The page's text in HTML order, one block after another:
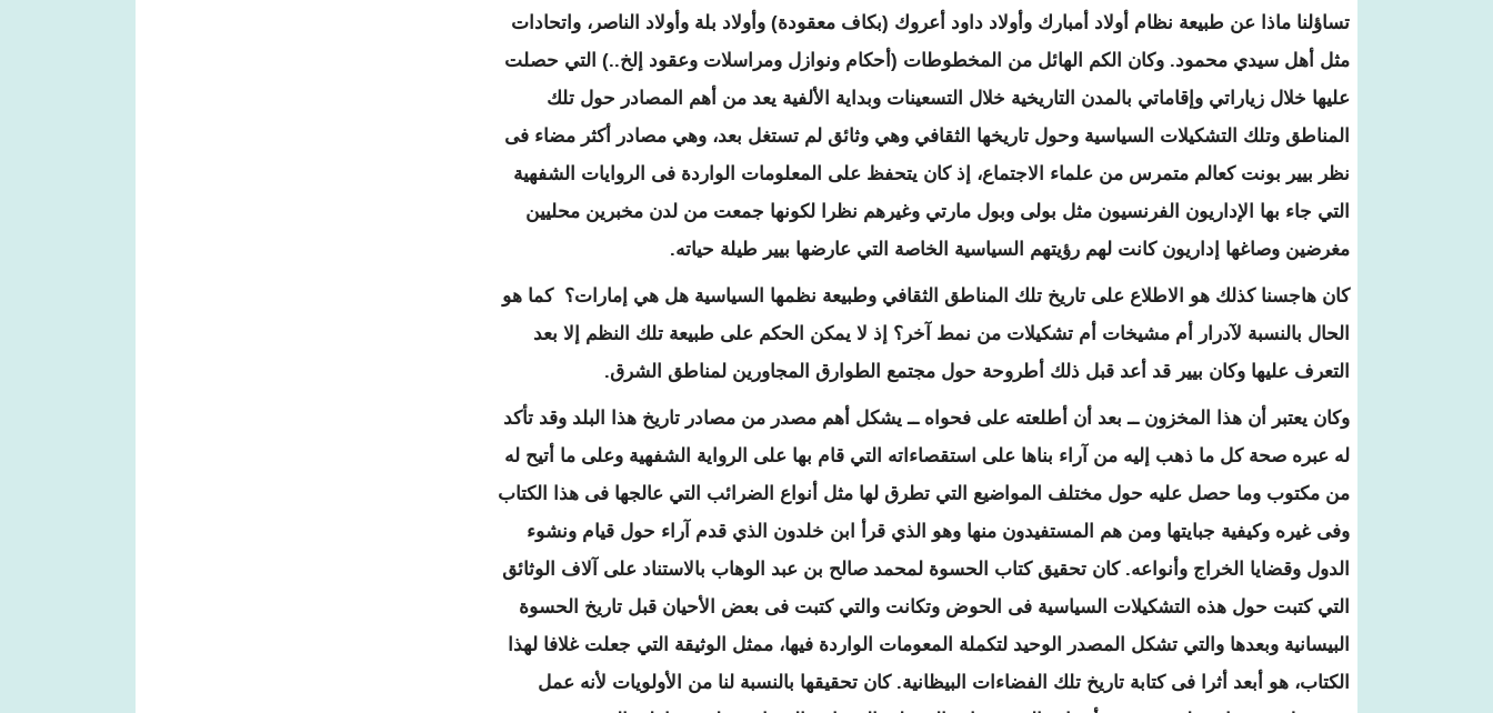
تساؤلنا ماذا عن طبيعة نظام أولاد أمبارك وأولاد داود أعروك (بكاف معقودة) وأولاد بلة وأولاد الناصر، واتحادات
مثل أهل سيدي محمود. وكان الكم الهائل من المخطوطات (أحكام ونوازل ومراسلات وعقود إلخ..) التي حصلت
عليها خلال زياراتي وإقاماتي بالمدن التاريخية خلال التسعينات وبداية الألفية يعد من أهم المصادر حول تلك
المناطق وتلك التشكيلات السياسية وحول تاريخها الثقافي وهي وثائق لم تستغل بعد، وهي مصادر أكثر مضاء فى
نظر بيير بونت كعالم متمرس من علماء الاجتماع، إذ كان يتحفظ على المعلومات الواردة فى الروايات الشفهية
التي جاء بها الإداريون الفرنسيون مثل بولى وبول مارتي وغيرهم نظرا لكونها جمعت من لدن مخبرين محليين
مغرضين وصاغها إداريون كانت لهم رؤيتهم السياسية الخاصة التي عارضها بيير طيلة حياته.
كان هاجسنا كذلك هو الاطلاع على تاريخ تلك المناطق الثقافي وطبيعة نظمها السياسية هل هي إمارات؟ كما هو
الحال بالنسبة لآدرار أم مشيخات أم تشكيلات من نمط آخر؟ إذ لا يمكن الحكم على طبيعة تلك النظم إلا بعد
التعرف عليها وكان بيير قد أعد قبل ذلك أطروحة حول مجتمع الطوارق المجاورين لمناطق الشرق.
وكان يعتبر أن هذا المخزون ــ بعد أن أطلعته على فحواه ــ يشكل أهم مصدر من مصادر تاريخ هذا البلد وقد تأكد
له عبره صحة كل ما ذهب إليه من آراء بناها على استقصاءاته التي قام بها على الرواية الشفهية وعلى ما أتيح له
من مكتوب وما حصل عليه حول مختلف المواضيع التي تطرق لها مثل أنواع الضرائب التي عالجها فى هذا الكتاب
وفى غيره وكيفية جبايتها ومن هم المستفيدون منها وهو الذي قرأ ابن خلدون الذي قدم آراء حول قيام ونشوء
الدول وقضايا الخراج وأنواعه. كان تحقيق كتاب الحسوة لمحمد صالح بن عبد الوهاب بالاستناد على آلاف الوثائق
التي كتبت حول هذه التشكيلات السياسية فى الحوض وتكانت والتي كتبت فى بعض الأحيان قبل تاريخ الحسوة
البيسانية وبعدها والتي تشكل المصدر الوحيد لتكملة المعومات الواردة فيها، ممثل الوثيقة التي جعلت غلافا لهذا
الكتاب، هو أبعد أثرا فى كتابة تاريخ تلك الفضاءات البيظانية. كان تحقيقها بالنسبة لنا من الأولويات لأنه عمل